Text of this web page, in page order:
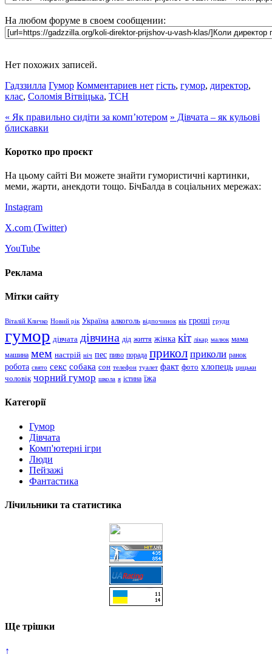
На любом форуме в своем сообщении:
Нет похожих записей.
Гадззилла Гумор Комментариев нет гість, гумор, директор,
клас, Соломія Вітвіцька, ТСН
« Як правильно сидіти за комп’ютером » Дівчата – як кульові
блискавки
Коротко про проєкт
На цьому сайті Ви можете знайти гумористичні картинки,
меми, жарти, анекдоти тощо. БічБалда в соціальних мережах:
Instagram
X.com (Twitter)
YouTube
Реклама
Мітки сайту
Віталій Кличко Новий рік Україна алкоголь відпочинок вік гроші груди
гумор дівчата дівчина дід життя жінка кіт лікар малюк мама
машина мем настрій ніч пес пиво порада прикол приколи ранок
робота свято секс собака сон телефон туалет факт фото хлопець цицьки
чоловік чорний гумор школа я істина їжа
Категорії
Гумор
Дівчата
Комп'ютерні ігри
Люди
Пейзажі
Фантастика
Лічильники та статистика
Ще трішки
↑